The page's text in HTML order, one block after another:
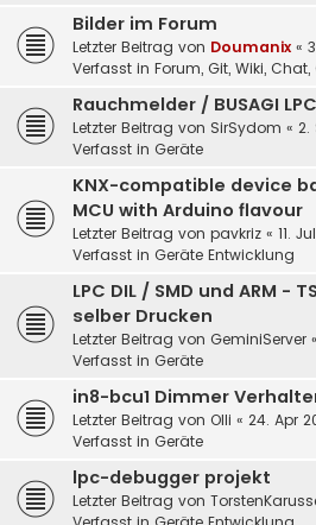
Bilder im Forum
Letzter Beitrag von Doumanix «
Verfasst in Forum, Git, Wiki,
Rauchmelder / BUSAGI
Letzter Beitrag von SirSydom « 2.
Verfasst in Geräte
KNX-compatible device
MCU with Arduino flavour
Letzter Beitrag von pavkriz « 11.
Verfasst in Geräte Entwicklung
LPC DIL / SMD und ARM -
selber Drucken
Letzter Beitrag von GeminiServer «
Verfasst in Geräte
in8-bcu1 Dimmer
Letzter Beitrag von Olli « 24. Apr
Verfasst in Geräte
lpc-debugger projekt
Letzter Beitrag von